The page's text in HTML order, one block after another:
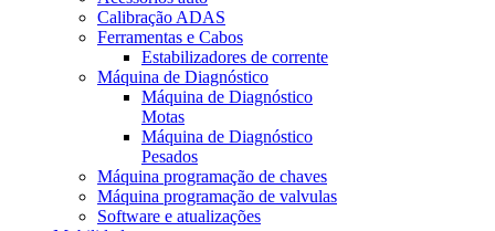
Calibração ADAS
Ferramentas e Cabos
Estabilizadores de corrente
Máquina de Diagnóstico
Máquina de Diagnóstico
Motas
Máquina de Diagnóstico
Pesados
Máquina programação de chaves
Máquina programação de valvulas
Software e atualizações